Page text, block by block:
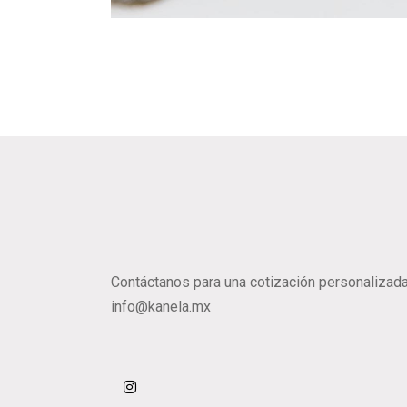
Contáctanos para una cotización
info@kanela.mx